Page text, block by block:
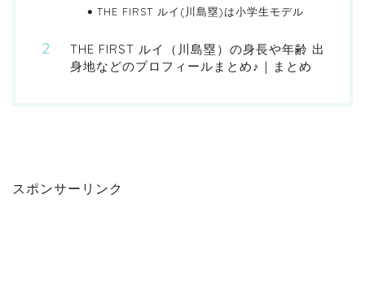
THE FIRST ルイ(川島塁)は小学生モデル
THE FIRST ルイ（川島塁）の身長や年齢 出
身地などのプロフィールまとめ♪｜まとめ
スポンサーリンク